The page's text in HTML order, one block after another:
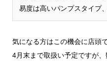
易度は高いパンプスタイプ
気になる方はこの機会に店頭
4月末まで取扱い予定ですが